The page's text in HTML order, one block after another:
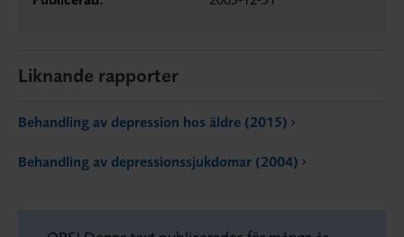
Liknande rapporter
Behandling av depression hos äldre (2015)
Behandling av depressionssjukdomar (2004)